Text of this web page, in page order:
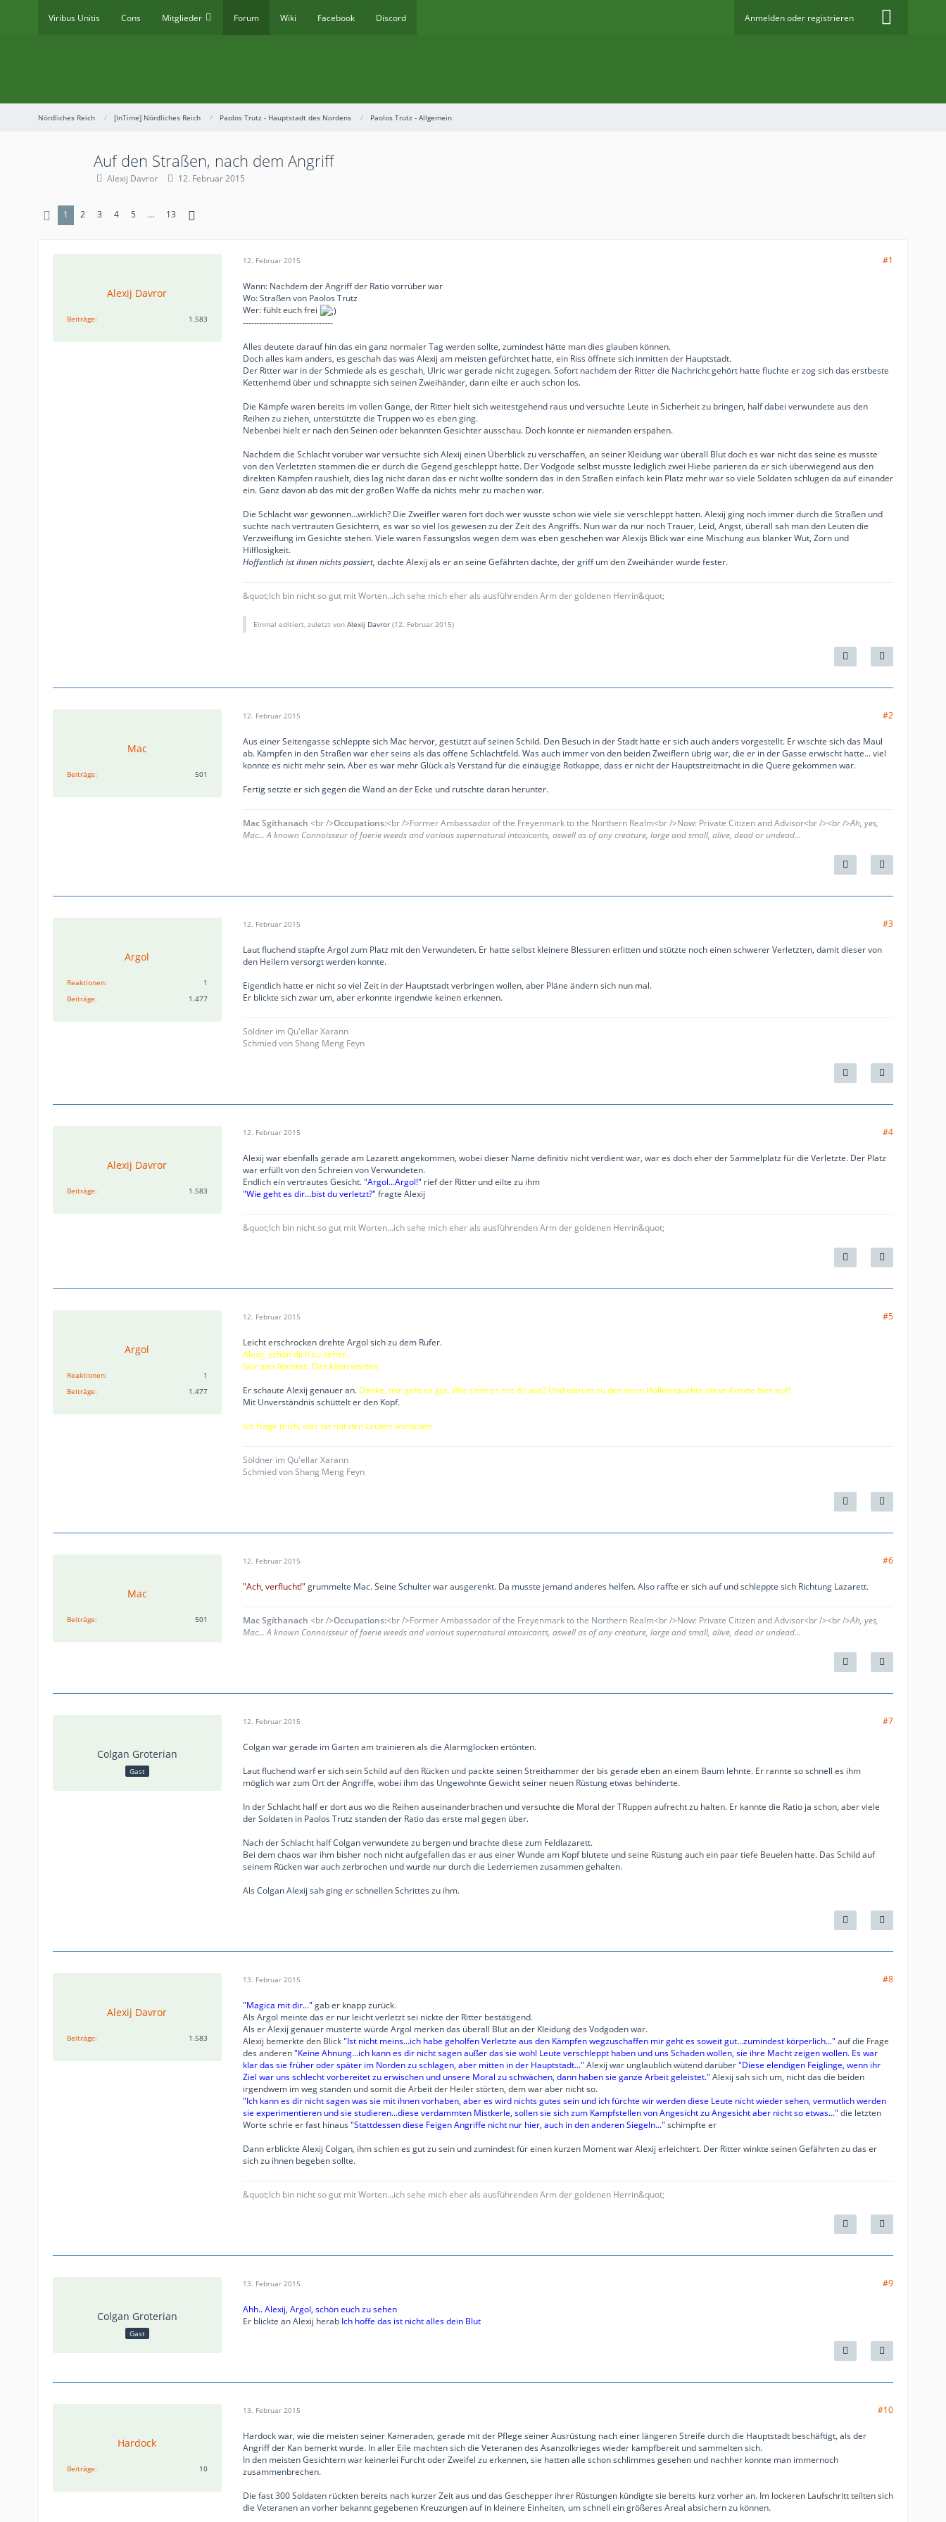
Viribus Unitis Cons Mitglieder Forum Wiki Facebook Discord Anmelden oder registrieren
Nördliches Reich [InTime] Nördliches Reich Paolos Trutz - Hauptstadt des Nordens Paolos Trutz - Allgemein
Auf den Straßen, nach dem Angriff
Alexij Davror 12. Februar 2015
1 2 3 4 5 … 13
Alexij Davror
Beiträge 1.583
12. Februar 2015 #1
Wann: Nachdem der Angriff der Ratio vorrüber war
Wo: Straßen von Paolos Trutz
Wer: fühlt euch frei
--------------------------------
Alles deutete darauf hin das ein ganz normaler Tag werden sollte, zumindest hätte man dies glauben können.
Doch alles kam anders, es geschah das was Alexij am meisten gefürchtet hatte, ein Riss öffnete sich inmitten der Hauptstadt.
Der Ritter war in der Schmiede als es geschah, Ulric war gerade nicht zugegen. Sofort nachdem der Ritter die Nachricht gehört hatte fluchte er zog sich das erstbeste
Kettenhemd über und schnappte sich seinen Zweihänder, dann eilte er auch schon los.
Die Kämpfe waren bereits im vollen Gange, der Ritter hielt sich weitestgehend raus und versuchte Leute in Sicherheit zu bringen, half dabei verwundete aus den
Reihen zu ziehen, unterstützte die Truppen wo es eben ging.
Nebenbei hielt er nach den Seinen oder bekannten Gesichter ausschau. Doch konnte er niemanden erspähen.
Nachdem die Schlacht vorüber war versuchte sich Alexij einen Überblick zu verschaffen, an seiner Kleidung war überall Blut doch es war nicht das seine es musste
von den Verletzten stammen die er durch die Gegend geschleppt hatte. Der Vodgode selbst musste lediglich zwei Hiebe parieren da er sich überwiegend aus den
direkten Kämpfen raushielt, dies lag nicht daran das er nicht wollte sondern das in den Straßen einfach kein Platz mehr war so viele Soldaten schlugen da auf einander
ein. Ganz davon ab das mit der großen Waffe da nichts mehr zu machen war.
Die Schlacht war gewonnen...wirklich? Die Zweifler waren fort doch wer wusste schon wie viele sie verschleppt hatten. Alexij ging noch immer durch die Straßen und
suchte nach vertrauten Gesichtern, es war so viel los gewesen zu der Zeit des Angriffs. Nun war da nur noch Trauer, Leid, Angst, überall sah man den Leuten die
Verzweiflung im Gesichte stehen. Viele waren Fassungslos wegen dem was eben geschehen war Alexijs Blick war eine Mischung aus blanker Wut, Zorn und
Hilflosigkeit.
Hoffentlich ist ihnen nichts passiert, dachte Alexij als er an seine Gefährten dachte, der griff um den Zweihänder wurde fester.
&quot;Ich bin nicht so gut mit Worten...ich sehe mich eher als ausführenden Arm der goldenen Herrin&quot;
Einmal editiert, zuletzt von Alexij Davror(12. Februar 2015)
Mac
Beiträge 501
12. Februar 2015 #2
Aus einer Seitengasse schleppte sich Mac hervor, gestützt auf seinen Schild. Den Besuch in der Stadt hatte er sich auch anders vorgestellt. Er wischte sich das Maul
ab. Kämpfen in den Straßen war eher seins als das offene Schlachtfeld. Was auch immer von den beiden Zweiflern übrig war, die er in der Gasse erwischt hatte... viel
konnte es nicht mehr sein. Aber es war mehr Glück als Verstand für die einäugige Rotkappe, dass er nicht der Hauptstreitmacht in die Quere gekommen war.
Fertig setzte er sich gegen die Wand an der Ecke und rutschte daran herunter.
Mac Sgíthanach <br />Occupations:<br />Former Ambassador of the Freyenmark to the Northern Realm<br />Now: Private Citizen and Advisor<br /><br />Ah, yes,
Mac... A known Connoisseur of faerie weeds and various supernatural intoxicants, aswell as of any creature, large and small, alive, dead or undead...
Argol
Reaktionen
1
Beiträge
1.477
12. Februar 2015 #3
Laut fluchend stapfte Argol zum Platz mit den Verwundeten. Er hatte selbst kleinere Blessuren erlitten und stützte noch einen schwerer Verletzten, damit dieser von
den Heilern versorgt werden konnte.
Eigentlich hatte er nicht so viel Zeit in der Hauptstadt verbringen wollen, aber Pläne ändern sich nun mal.
Er blickte sich zwar um, aber erkonnte irgendwie keinen erkennen.
Söldner im Qu'ellar Xarann
Schmied von Shang Meng Feyn
Alexij Davror
Beiträge 1.583
12. Februar 2015 #4
Alexij war ebenfalls gerade am Lazarett angekommen, wobei dieser Name definitiv nicht verdient war, war es doch eher der Sammelplatz für die Verletzte. Der Platz
war erfüllt von den Schreien von Verwundeten.
Endlich ein vertrautes Gesicht."Argol...Argol!" rief der Ritter und eilte zu ihm
"Wie geht es dir...bist du verletzt?" fragte Alexij
&quot;Ich bin nicht so gut mit Worten...ich sehe mich eher als ausführenden Arm der goldenen Herrin&quot;
Argol
Reaktionen
1
Beiträge
1.477
12. Februar 2015 #5
Leicht erschrocken drehte Argol sich zu dem Rufer.
Alexij, schön dich zu sehen.
Nur was leichtes. Das kann warten.
Er schaute Alexij genauer an. Danke, mir geht es gut. Wie sieht es mit dir aus? Und warum zu den neun Höllen tauchte diese Armee hier auf?
Mit Unverständnis schüttelt er den Kopf.
Ich frage mich, was sie mit den Leuten vorhaben.
Söldner im Qu'ellar Xarann
Schmied von Shang Meng Feyn
Mac
Beiträge 501
12. Februar 2015 #6
"Ach, verflucht!" grummelte Mac. Seine Schulter war ausgerenkt. Da musste jemand anderes helfen. Also raffte er sich auf und schleppte sich Richtung Lazarett.
Mac Sgíthanach <br />Occupations:<br />Former Ambassador of the Freyenmark to the Northern Realm<br />Now: Private Citizen and Advisor<br /><br />Ah, yes,
Mac... A known Connoisseur of faerie weeds and various supernatural intoxicants, aswell as of any creature, large and small, alive, dead or undead...
Colgan Groterian
Gast
12. Februar 2015 #7
Colgan war gerade im Garten am trainieren als die Alarmglocken ertönten.
Laut fluchend warf er sich sein Schild auf den Rücken und packte seinen Streithammer der bis gerade eben an einem Baum lehnte. Er rannte so schnell es ihm
möglich war zum Ort der Angriffe, wobei ihm das Ungewohnte Gewicht seiner neuen Rüstung etwas behinderte.
In der Schlacht half er dort aus wo die Reihen auseinanderbrachen und versuchte die Moral der TRuppen aufrecht zu halten. Er kannte die Ratio ja schon, aber viele
der Soldaten in Paolos Trutz standen der Ratio das erste mal gegen über.
Nach der Schlacht half Colgan verwundete zu bergen und brachte diese zum Feldlazarett.
Bei dem chaos war ihm bisher noch nicht aufgefallen das er aus einer Wunde am Kopf blutete und seine Rüstung auch ein paar tiefe Beuelen hatte. Das Schild auf
seinem Rücken war auch zerbrochen und wurde nur durch die Lederriemen zusammen gehalten.
Als Colgan Alexij sah ging er schnellen Schrittes zu ihm.
Alexij Davror
Beiträge 1.583
13. Februar 2015 #8
"Magica mit dir..." gab er knapp zurück.
Als Argol meinte das er nur leicht verletzt sei nickte der Ritter bestätigend.
Als er Alexij genauer musterte würde Argol merken das überall Blut an der Kleidung des Vodgoden war.
Alexij bemerkte den Blick"Ist nicht meins...ich habe geholfen Verletzte aus den Kämpfen wegzuschaffen mir geht es soweit gut...zumindest körperlich..." auf die Frage
des anderen"Keine Ahnung...ich kann es dir nicht sagen außer das sie wohl Leute verschleppt haben und uns Schaden wollen, sie ihre Macht zeigen wollen. Es war
klar das sie früher oder später im Norden zu schlagen, aber mitten in der Hauptstadt..." Alexij war unglaublich wütend darüber"Diese elendigen Feiglinge, wenn ihr
Ziel war uns schlecht vorbereitet zu erwischen und unsere Moral zu schwächen, dann haben sie ganze Arbeit geleistet." Alexij sah sich um, nicht das die beiden
irgendwem im weg standen und somit die Arbeit der Heiler störten, dem war aber nicht so.
"Ich kann es dir nicht sagen was sie mit ihnen vorhaben, aber es wird nichts gutes sein und ich fürchte wir werden diese Leute nicht wieder sehen, vermutlich werden
sie experimentieren und sie studieren...diese verdammten Mistkerle, sollen sie sich zum Kampfstellen von Angesicht zu Angesicht aber nicht so etwas..." die letzten
Worte schrie er fast hinaus "Stattdessen diese Feigen Angriffe nicht nur hier, auch in den anderen Siegeln..." schimpfte er
Dann erblickte Alexij Colgan, ihm schien es gut zu sein und zumindest für einen kurzen Moment war Alexij erleichtert. Der Ritter winkte seinen Gefährten zu das er
sich zu ihnen begeben sollte.
&quot;Ich bin nicht so gut mit Worten...ich sehe mich eher als ausführenden Arm der goldenen Herrin&quot;
Colgan Groterian
Gast
13. Februar 2015 #9
Ahh.. Alexij, Argol, schön euch zu sehen
Er blickte an Alexij herab Ich hoffe das ist nicht alles dein Blut
Hardock
Beiträge 10
13. Februar 2015 #10
Hardock war, wie die meisten seiner Kameraden, gerade mit der Pflege seiner Ausrüstung nach einer längeren Streife durch die Hauptstadt beschäftigt, als der
Angriff der Kan bemerkt wurde. In aller Eile machten sich die Veteranen des Asanzolkrieges wieder kampfbereit und sammelten sich.
In den meisten Gesichtern war keinerlei Furcht oder Zweifel zu erkennen, sie hatten alle schon schlimmes gesehen und nachher konnte man immernoch
zusammenbrechen.
Die fast 300 Soldaten rückten bereits nach kurzer Zeit aus und das Geschepper ihrer Rüstungen kündigte sie bereits kurz vorher an. Im lockeren Laufschritt teilten sich
die Veteranen an vorher bekannt gegebenen Kreuzungen auf in kleinere Einheiten, um schnell ein größeres Areal absichern zu können.